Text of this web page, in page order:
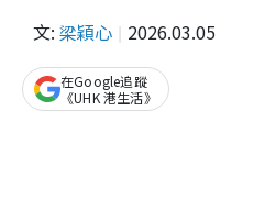
文: 梁穎心 2026.03.05
在Google追蹤
《UHK 港生活》